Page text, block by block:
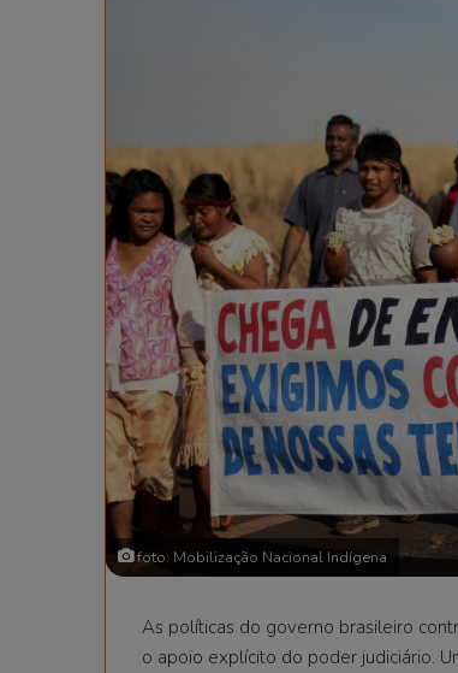
foto: Mobilização Nacional Indígena
As políticas do governo brasileiro
o apoio explícito do poder judiciário.